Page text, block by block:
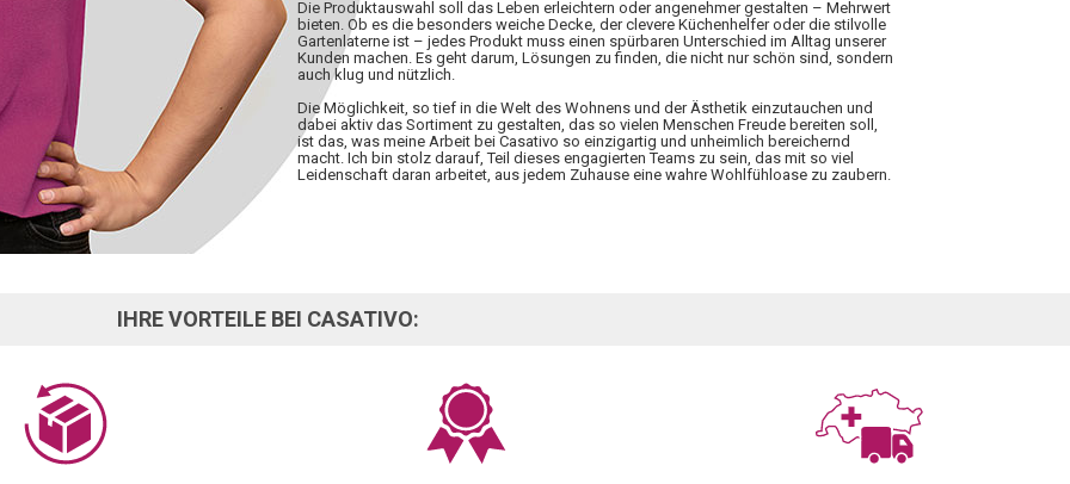
Die Produktauswahl soll das Leben erleichtern oder angenehmer gestalten – Mehrwert
bieten. Ob es die besonders weiche Decke, der clevere Küchenhelfer oder die stilvolle
Gartenlaterne ist – jedes Produkt muss einen spürbaren Unterschied im Alltag unserer
Kunden machen. Es geht darum, Lösungen zu finden, die nicht nur schön sind, sondern
auch klug und nützlich.
Die Möglichkeit, so tief in die Welt des Wohnens und der Ästhetik einzutauchen und
dabei aktiv das Sortiment zu gestalten, das so vielen Menschen Freude bereiten soll,
ist das, was meine Arbeit bei Casativo so einzigartig und unheimlich bereichernd
macht. Ich bin stolz darauf, Teil dieses engagierten Teams zu sein, das mit so viel
Leidenschaft daran arbeitet, aus jedem Zuhause eine wahre Wohlfühloase zu zaubern.
IHRE VORTEILE BEI CASATIVO: